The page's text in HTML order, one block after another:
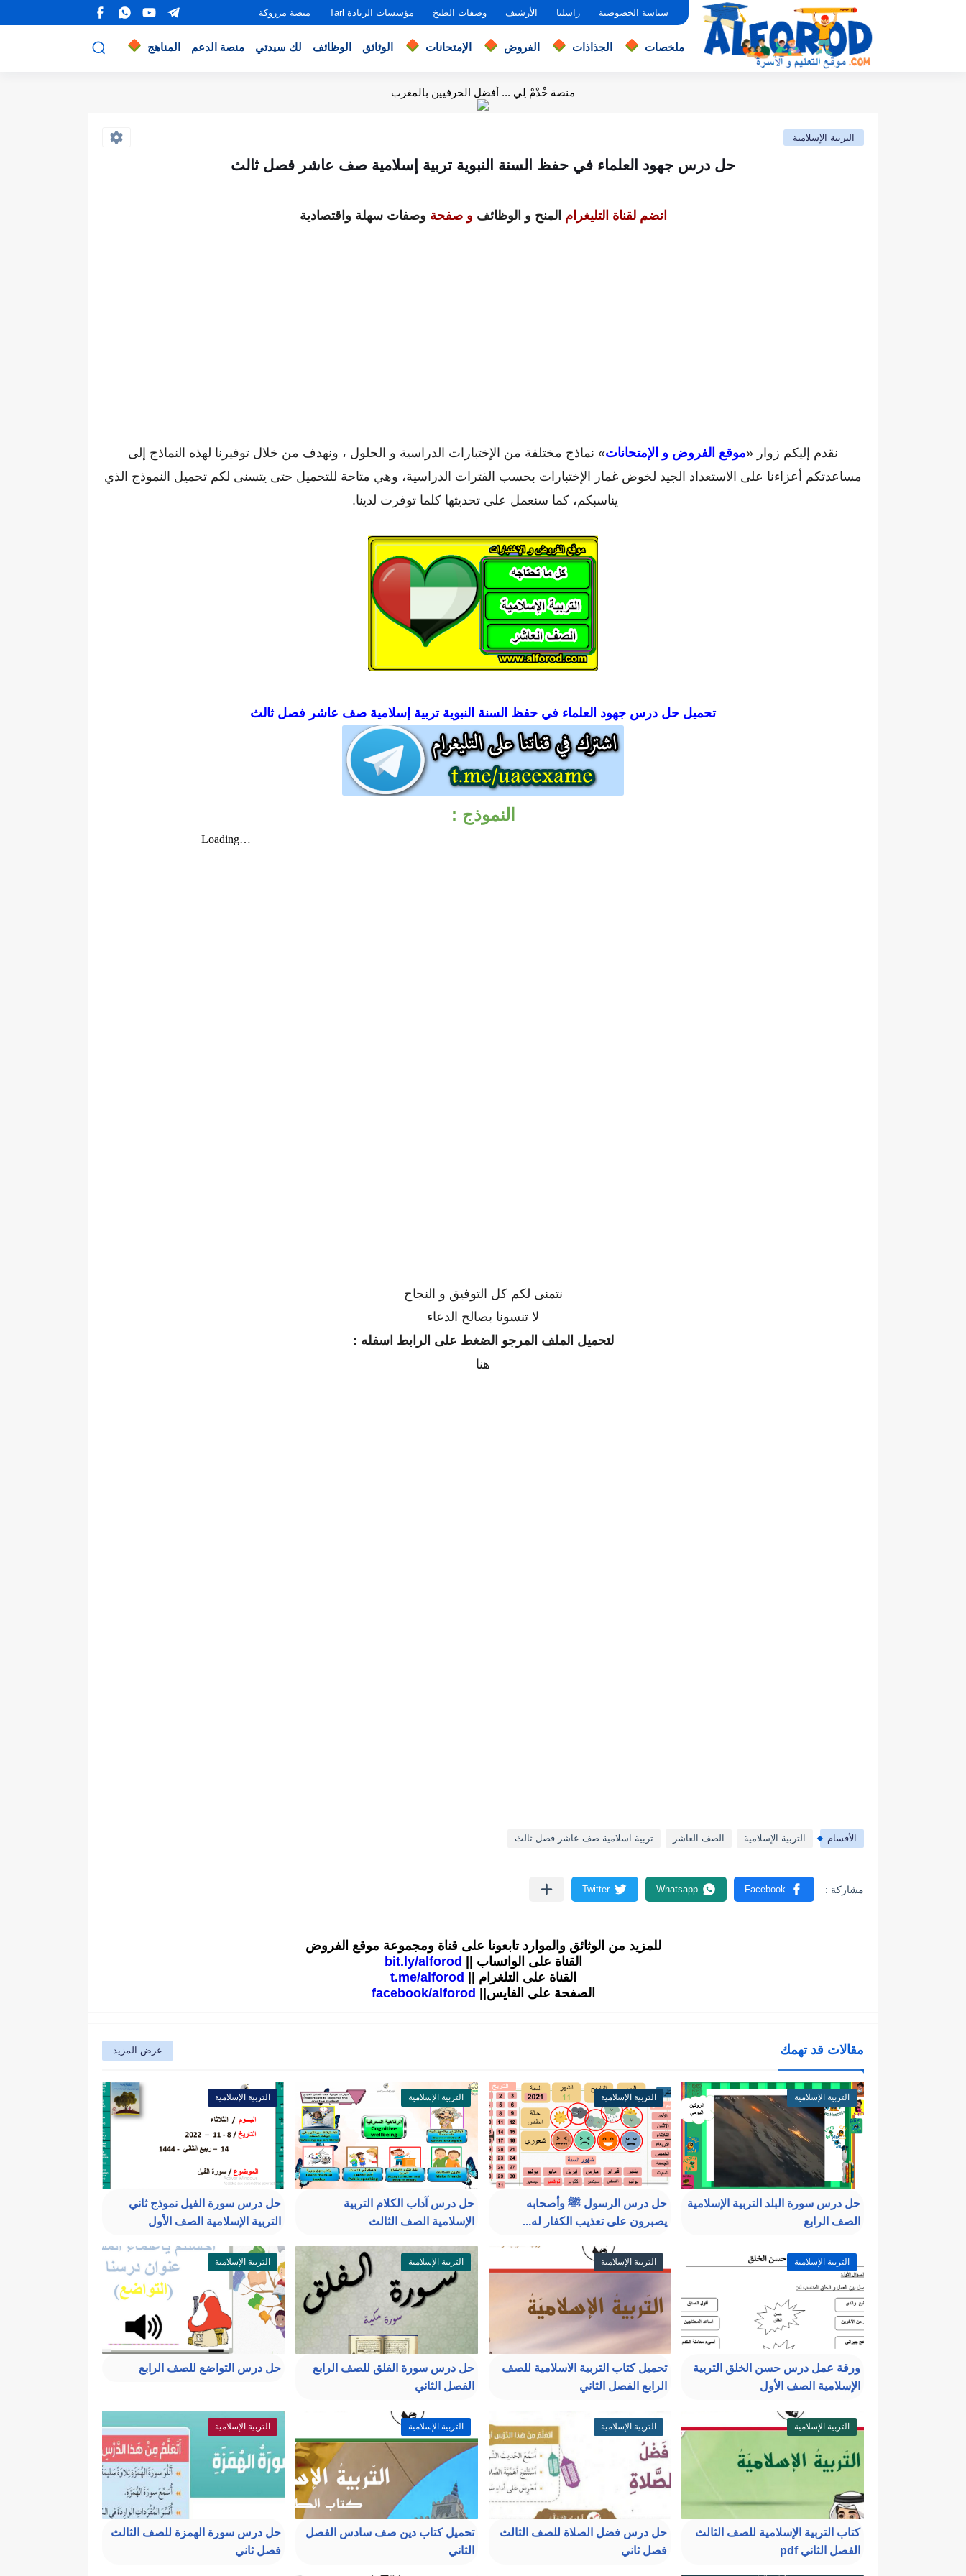
سياسة الخصوصية راسلنا الأرشيف وصفات الطبخ مؤسسات الريادة Tarl منصة مرزوكة
ملخصات الجذاذات الفروض الإمتحانات الوثائق الوظائف لك سيدتي منصة الدعم المناهج
منصة خْدْمْ لِي ... أفضل الحرفيين بالمغرب
التربية الإسلامية
حل درس جهود العلماء في حفظ السنة النبوية تربية إسلامية صف عاشر فصل ثالث
انضم لقناة التليغرام المنح و الوظائف و صفحة وصفات سهلة واقتصادية
نقدم إليكم زوار «موقع الفروض و الإمتحانات» نماذج مختلفة من الإختبارات الدراسية و الحلول ، ونهدف من خلال توفيرنا لهذه النماذج إلى
مساعدتكم أعزاءنا على الاستعداد الجيد لخوض غمار الإختبارات بحسب الفترات الدراسية، وهي متاحة للتحميل حتى يتسنى لكم تحميل النموذج الذي
يناسبكم، كما سنعمل على تحديثها كلما توفرت لدينا.
تحميل حل درس جهود العلماء في حفظ السنة النبوية تربية إسلامية صف عاشر فصل ثالث
النموذج :
نتمنى لكم كل التوفيق و النجاح
لا تنسونا بصالح الدعاء
لتحميل الملف المرجو الضغط على الرابط اسفله :
هنا
الأقسام التربية الإسلامية الصف العاشر تربية اسلامية صف عاشر فصل ثالث
للمزيد من الوثائق والموارد تابعونا على قناة ومجموعة موقع الفروض
القناة على الواتساب ||
bit.ly/alforod
القناة على التلغرام ||
t.me/alforod
الصفحة على الفايس||
facebook/alforod
مقالات قد تهمك عرض المزيد
التربية الإسلامية
حل درس سورة البلد التربية الإسلامية
الصف الرابع
التربية الإسلامية
حل درس الرسول ﷺ وأصحابه
يصبرون على تعذيب الكفار له...
التربية الإسلامية
حل درس آداب الكلام التربية
الإسلامية الصف الثالث
التربية الإسلامية
حل درس سورة الفيل نموذج ثاني
التربية الإسلامية الصف الأول
التربية الإسلامية
ورقة عمل درس حسن الخلق التربية
الإسلامية الصف الأول
التربية الإسلامية
تحميل كتاب التربية الاسلامية للصف
الرابع الفصل الثاني
التربية الإسلامية
حل درس سورة الفلق للصف الرابع
الفصل الثاني
التربية الإسلامية
حل درس التواضع للصف الرابع
التربية الإسلامية
كتاب التربية الإسلامية للصف الثالث
الفصل الثاني pdf
التربية الإسلامية
حل درس فضل الصلاة للصف الثالث
فصل ثاني
التربية الإسلامية
تحميل كتاب دين صف سادس الفصل
الثاني
التربية الإسلامية
حل درس سورة الهمزة للصف الثالث
فصل ثاني